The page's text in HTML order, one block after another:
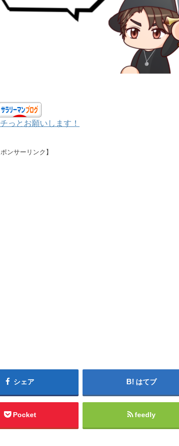
っとお願いします！
ポンサーリンク】
シェア はてブ
Pocket feedly